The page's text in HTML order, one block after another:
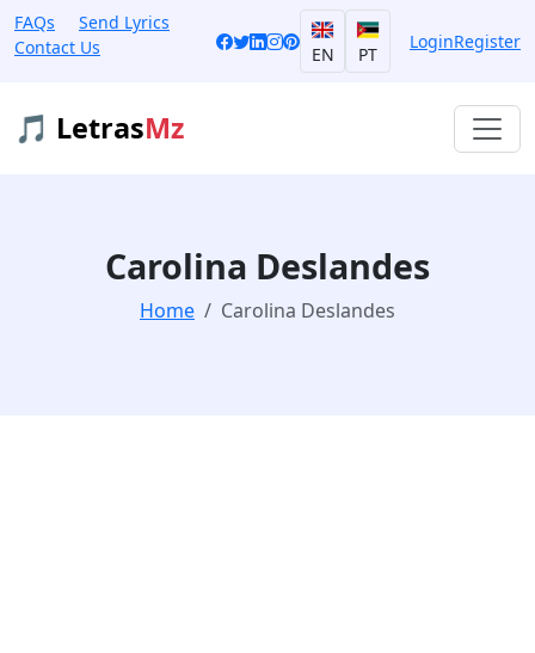
FAQs
Send Lyrics
Contact Us
EN PT
LoginRegister
🎵 LetrasMz
Carolina Deslandes
Home Carolina Deslandes